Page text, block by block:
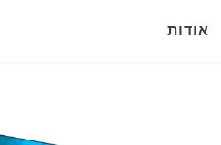
אודות